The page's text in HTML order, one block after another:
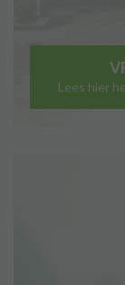
Lees hier